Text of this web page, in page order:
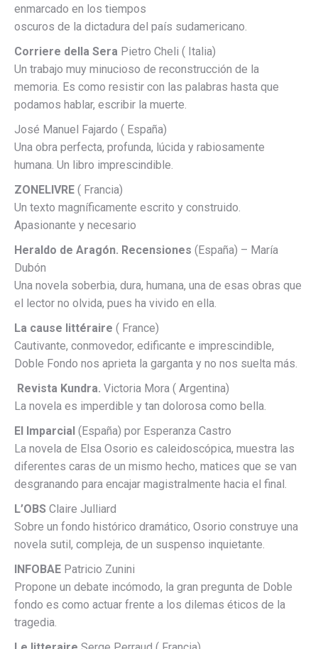
enmarcado en los tiempos
oscuros de la dictadura del país sudamericano.
Corriere della Sera Pietro Cheli ( Italia)
Un trabajo muy minucioso de reconstrucción de la
memoria. Es como resistir con las palabras hasta que
podamos hablar, escribir la muerte.
José Manuel Fajardo ( España)
Una obra perfecta, profunda, lúcida y rabiosamente
humana. Un libro imprescindible.
ZONELIVRE ( Francia)
Un texto magníficamente escrito y construido.
Apasionante y necesario
Heraldo de Aragón. Recensiones (España) – María
Dubón
Una novela soberbia, dura, humana, una de esas obras que
el lector no olvida, pues ha vivido en ella.
La cause littéraire ( France)
Cautivante, conmovedor, edificante e imprescindible,
Doble Fondo nos aprieta la garganta y no nos suelta más.
Revista Kundra. Victoria Mora ( Argentina)
La novela es imperdible y tan dolorosa como bella.
El Imparcial (España) por Esperanza Castro
La novela de Elsa Osorio es caleidoscópica, muestra las
diferentes caras de un mismo hecho, matices que se van
desgranando para encajar magistralmente hacia el final.
L’OBS Claire Julliard
Sobre un fondo histórico dramático, Osorio construye una
novela sutil, compleja, de un suspenso inquietante.
INFOBAE Patricio Zunini
Propone un debate incómodo, la gran pregunta de Doble
fondo es como actuar frente a los dilemas éticos de la
tragedia.